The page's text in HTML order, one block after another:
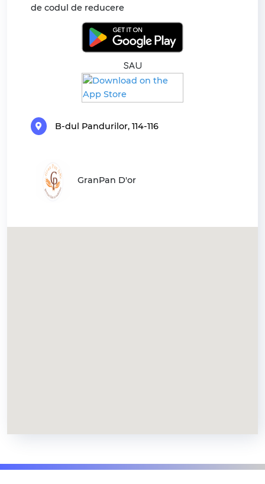
de codul de reducere
SAU
B-dul Pandurilor, 114-116
GranPan D'or